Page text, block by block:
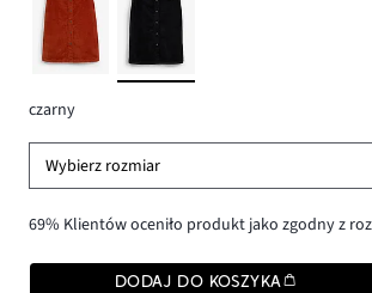
czarny
Wybierz rozmiar
69% Klientów oceniło produkt jako zgodny z
DODAJ DO KOSZYKA